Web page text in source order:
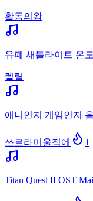
활동의왕
유폐 새틀라이트 온
렡릴
애니인지 게임인지
쓰르라미울적에 1
Titan Quest II OST